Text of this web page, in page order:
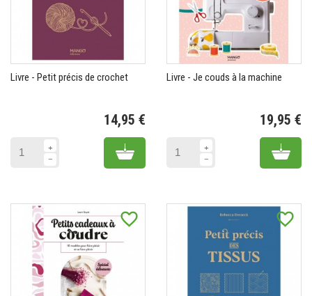
Livre - Petit précis de crochet
14,95 €
Add to cart
Livre - Je couds à la machine
19,95 €
Add
favorite_border favorite_border